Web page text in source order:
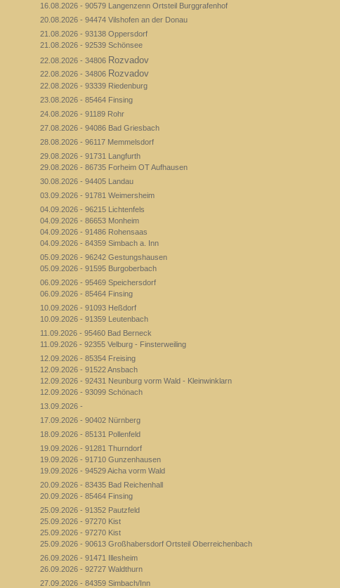
16.08.2026 - 90579 Langenzenn Ortsteil Burggrafenhof
20.08.2026 - 94474 Vilshofen an der Donau
21.08.2026 - 93138 Oppersdorf
21.08.2026 - 92539 Schönsee
22.08.2026 - 34806 Rozvadov
22.08.2026 - 34806 Rozvadov
22.08.2026 - 93339 Riedenburg
23.08.2026 - 85464 Finsing
24.08.2026 - 91189 Rohr
27.08.2026 - 94086 Bad Griesbach
28.08.2026 - 96117 Memmelsdorf
29.08.2026 - 91731 Langfurth
29.08.2026 - 86735 Forheim OT Aufhausen
30.08.2026 - 94405 Landau
03.09.2026 - 91781 Weimersheim
04.09.2026 - 96215 Lichtenfels
04.09.2026 - 86653 Monheim
04.09.2026 - 91486 Rohensaas
04.09.2026 - 84359 Simbach a. Inn
05.09.2026 - 96242 Gestungshausen
05.09.2026 - 91595 Burgoberbach
06.09.2026 - 95469 Speichersdorf
06.09.2026 - 85464 Finsing
10.09.2026 - 91093 Heßdorf
10.09.2026 - 91359 Leutenbach
11.09.2026 - 95460 Bad Berneck
11.09.2026 - 92355 Velburg - Finsterweiling
12.09.2026 - 85354 Freising
12.09.2026 - 91522 Ansbach
12.09.2026 - 92431 Neunburg vorm Wald - Kleinwinklarn
12.09.2026 - 93099 Schönach
13.09.2026 -
17.09.2026 - 90402 Nürnberg
18.09.2026 - 85131 Pollenfeld
19.09.2026 - 91281 Thurndorf
19.09.2026 - 91710 Gunzenhausen
19.09.2026 - 94529 Aicha vorm Wald
20.09.2026 - 83435 Bad Reichenhall
20.09.2026 - 85464 Finsing
25.09.2026 - 91352 Pautzfeld
25.09.2026 - 97270 Kist
25.09.2026 - 97270 Kist
25.09.2026 - 90613 Großhabersdorf Ortsteil Oberreichenbach
26.09.2026 - 91471 Illesheim
26.09.2026 - 92727 Waldthurn
27.09.2026 - 84359 Simbach/Inn